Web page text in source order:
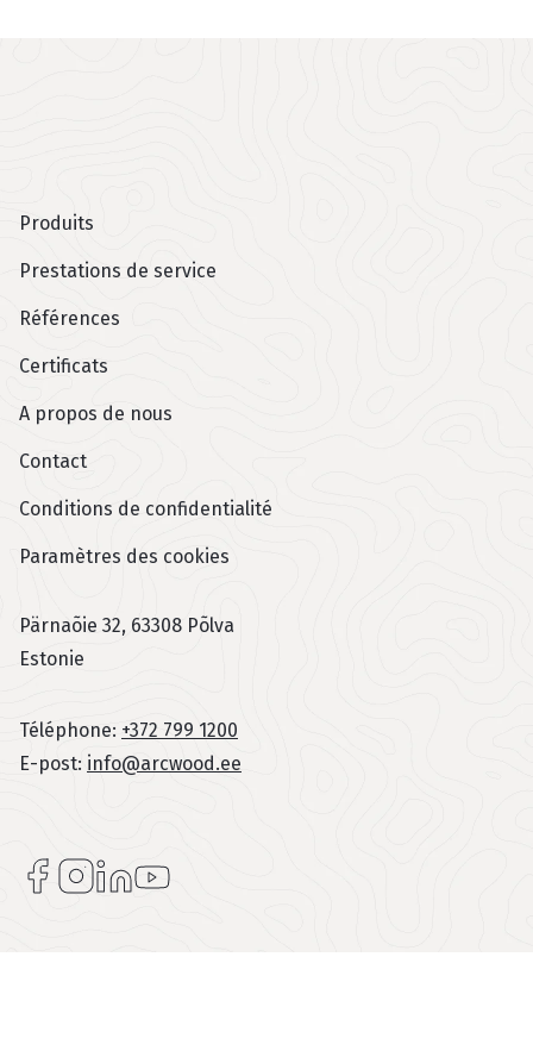
Jaluse menüü
Produits
Prestations de service
Références
Certificats
A propos de nous
Contact
Conditions de confidentialité
Paramètres des cookies
Pärnaõie 32, 63308 Põlva
Estonie
Téléphone: +372 799 1200
E-post: info@arcwood.ee
Sotsiaalmeedia menüü